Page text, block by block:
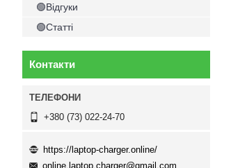
🟢Відгуки
🟢Статті
Контакти
+380 (73) 022-24-70
https://laptop-charger.online/
online.laptop.charger@gmail.com